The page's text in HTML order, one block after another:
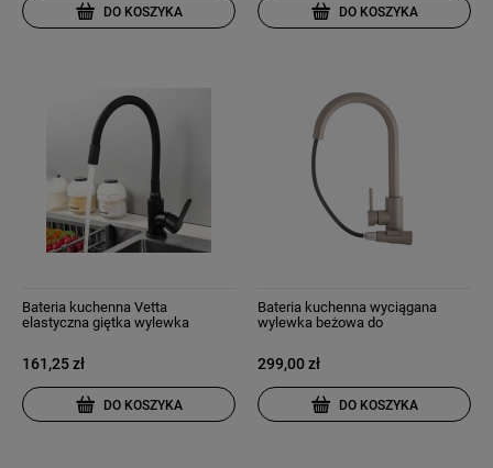
DO KOSZYKA DO KOSZYKA
Bateria kuchenna Vetta
elastyczna giętka wylewka
161,25 zł
DO KOSZYKA
Bateria kuchenna wyciągana
wylewka beżowa do
299,00 zł
DO KOSZYKA